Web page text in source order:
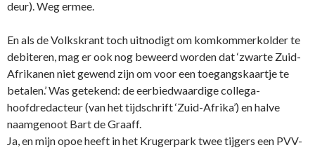
deur). Weg ermee.
En als de Volkskrant toch uitnodigt om komkommerkolder te
debiteren, mag er ook nog beweerd worden dat ‘zwarte Zuid-
Afrikanen niet gewend zijn om voor een toegangskaartje te
betalen.’ Was getekend: de eerbiedwaardige collega-
hoofdredacteur (van het tijdschrift ‘Zuid-Afrika’) en halve
naamgenoot Bart de Graaff.
Ja, en mijn opoe heeft in het Krugerpark twee tijgers een PVV-